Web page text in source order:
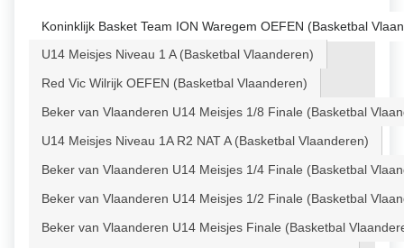
Koninklijk Basket Team ION Waregem OEFEN (Basketbal
U14 Meisjes Niveau 1 A (Basketbal Vlaanderen)
Red Vic Wilrijk OEFEN (Basketbal Vlaanderen)
Beker van Vlaanderen U14 Meisjes 1/8 Finale (Basketbal
U14 Meisjes Niveau 1A R2 NAT A (Basketbal Vlaanderen)
Beker van Vlaanderen U14 Meisjes 1/4 Finale (Basketbal
Beker van Vlaanderen U14 Meisjes 1/2 Finale (Basketbal
Beker van Vlaanderen U14 Meisjes Finale (Basketbal